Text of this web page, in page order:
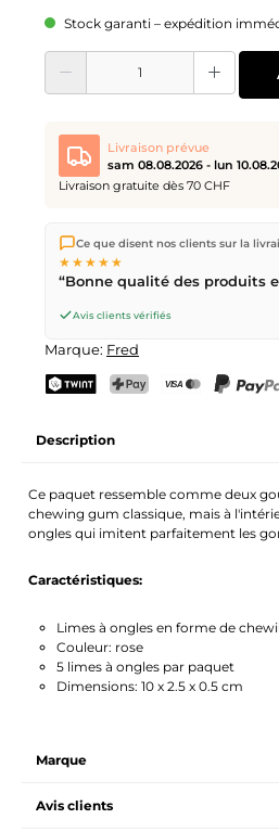
Stock garanti – expédition
Quantité de produit : Entrez la quantité
Livraison prévue
sam 08.08.2026 - lun
Livraison gratuite dès 70 CHF
Nous expédions directement depuis
en Suisse.Livraison gratuitedès
passées avant
livraison leprochain jour ouvrable
commande avantvendredi, 17h
Ce que disent nos clients sur la
★★★★★
“Bonne qualité des produits
Avis clients vérifiés
Marque: Fred
Description
Ce paquet ressemble comme deux
chewing gum classique, mais à
ongles qui imitent parfaitement les
Caractéristiques:
Limes à ongles en forme de
Couleur: rose
5 limes à ongles par paquet
Dimensions: 10 x 2.5 x 0.5 cm
Marque
Avis clients